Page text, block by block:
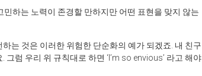
하는 노력이 존경할 만하지만 어떤 표현을 맞지 않는
하는 것은 이러한 위험한 단순화의 예가 되겠죠. 내 친구
럼 우리 위 규칙대로 하면 ‘I’m so envious’ 라고 해야